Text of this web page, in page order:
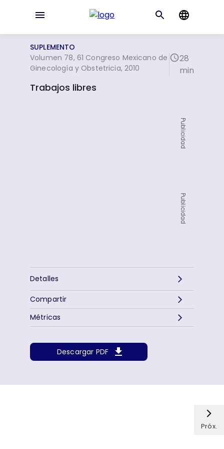
SUPLEMENTO
Volumen 78, 61 Congreso Mexicano de
Ginecología y Obstetricia, 2010
28
min
Trabajos libres
Publicidad
Publicidad
Detalles
Descargar PDF
Métricas
Compartir
Próx.